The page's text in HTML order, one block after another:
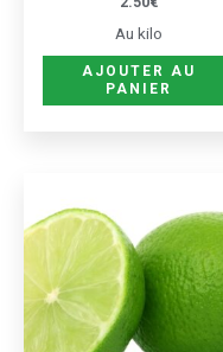
Au kilo
AJOUTER AU
PANIER